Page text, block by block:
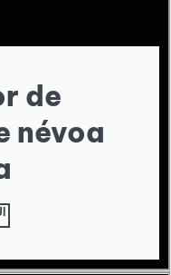
de
névoa